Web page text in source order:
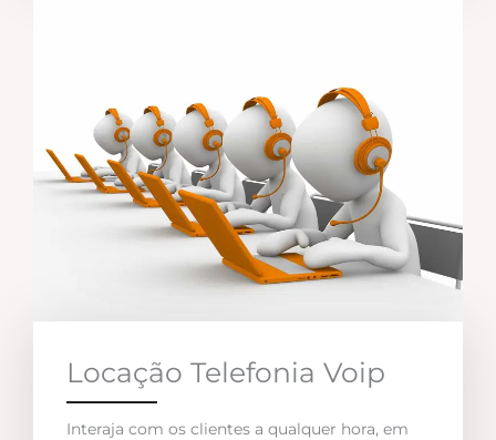
Locação Telefonia Voip
Interaja com os clientes a qualquer hora, em